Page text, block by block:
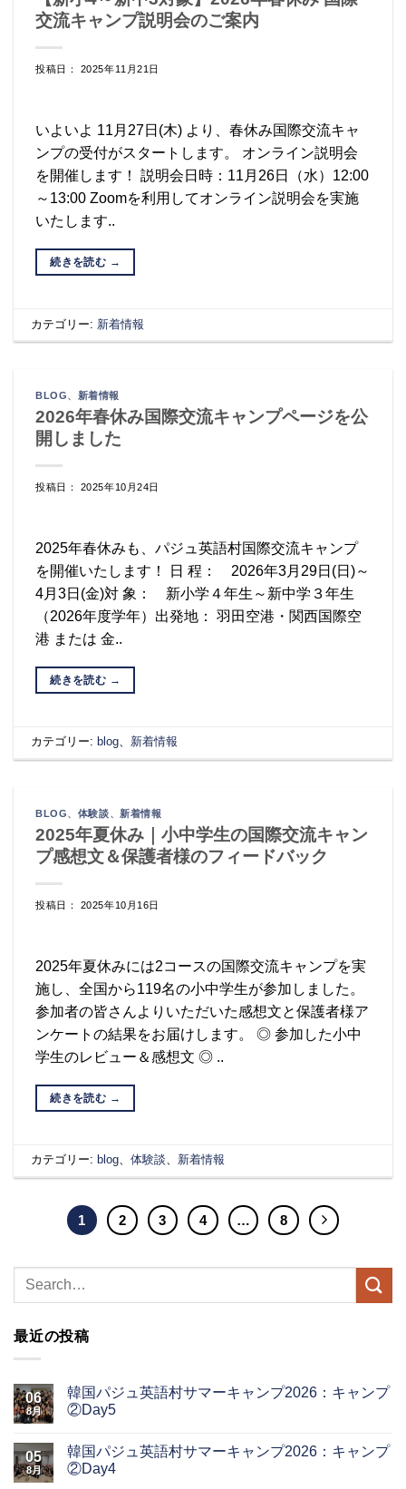
交流キャンプ説明会のご案内
投稿日： 2025年11月21日
いよいよ 11月27日(木) より、春休み国際交流キャ
ンプの受付がスタートします。 オンライン説明会
を開催します！ 説明会日時：11月26日（水）12:00
～13:00 Zoomを利用してオンライン説明会を実施
いたします..
続きを読む →
カテゴリー: 新着情報
BLOG、 新着情報
2026年春休み国際交流キャンプページを公
開しました
投稿日： 2025年10月24日
2025年春休みも、パジュ英語村国際交流キャンプ
を開催いたします！ 日 程： 2026年3月29日(日)～
4月3日(金)対 象： 新小学４年生～新中学３年生
（2026年度学年）出発地： 羽田空港・関西国際空
港 または 金..
続きを読む →
カテゴリー: blog、 新着情報
BLOG、 体験談、新着情報
2025年夏休み｜小中学生の国際交流キャン
プ感想文＆保護者様のフィードバック
投稿日： 2025年10月16日
2025年夏休みには2コースの国際交流キャンプを実
施し、全国から119名の小中学生が参加しました。
参加者の皆さんよりいただいた感想文と保護者様ア
ンケートの結果をお届けします。 ◎ 参加した小中
学生のレビュー＆感想文 ◎ ..
続きを読む →
カテゴリー: blog 、体験談 新着情報
1 2 3 4 … 8
最近の投稿
06
8月
韓国パジュ英語村サマーキャンプ2026：キャンプ
②Day5
05
8月
韓国パジュ英語村サマーキャンプ2026：キャンプ
②Day4